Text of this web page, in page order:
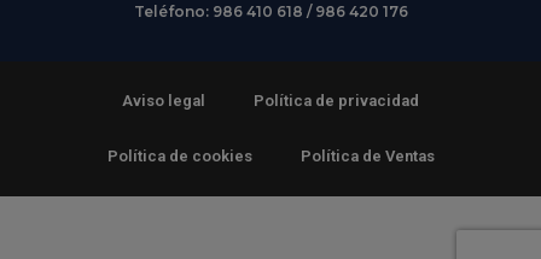
Teléfono: 986 410 618 / 986 420 176
Aviso legal Política de privacidad
Política de cookies Política de Ventas